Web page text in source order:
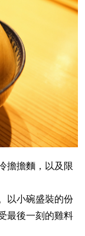
擔擔麵，以及限
以小碗盛裝的份
最後一刻的雞料